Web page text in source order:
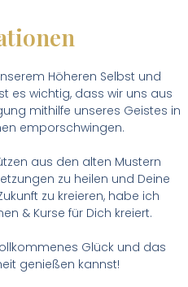
Höheren Selbst und
es wichtig, dass wir uns aus
mithilfe unseres Geistes in
emporschwingen.
aus den alten Mustern
zu heilen und Deine
zu kreieren, habe ich
& Kurse für Dich kreiert.
Glück und das
genießen kannst!